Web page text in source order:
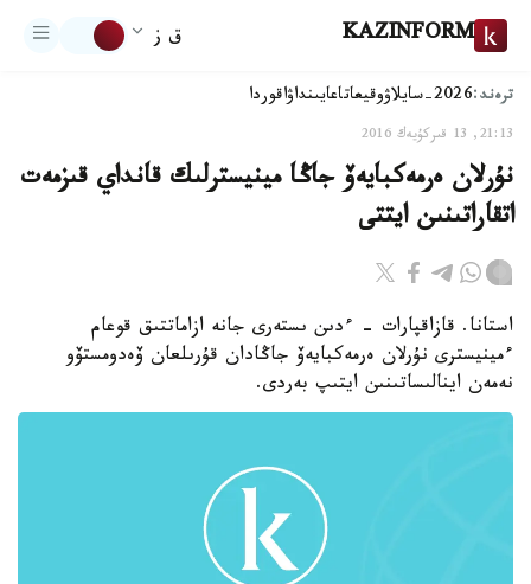
KAZINFORM ق ز
ترەند:2026-سايلاۋ وقيعاتاعايىنداۋاقوردا
21:13, 13 قىركۇيەك 2016
نۇرلان ەرمەكبايەۆ جاڭا مينيسترلىك قانداي قىزمەت
اتقاراتىنىن ايتتى
استانا. قازاقپارات - ءدىن ىستەرى جانە ازاماتتىق قوعام
ءمينيسترى نۇرلان ەرمەكبايەۆ جاڭادان قۇرىلعان ۆەدومستۆو
نەمەن اينالىساتىنىن ايتىپ بەردى.